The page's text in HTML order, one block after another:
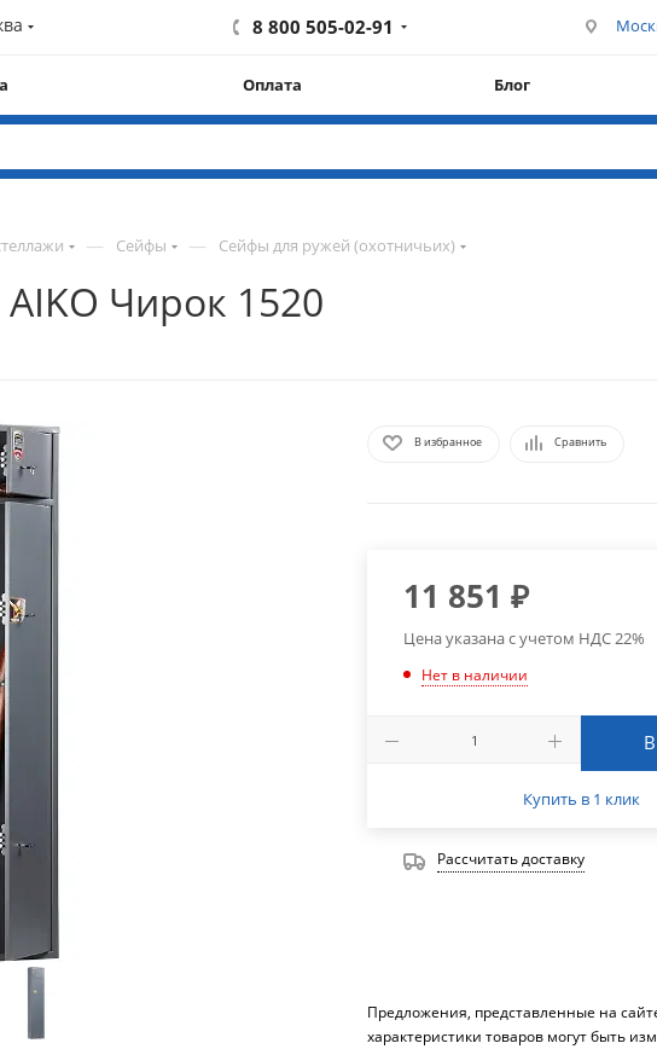
8 800 505-02-91
Оплата Блог
— Сейфы — Сейфы для ружей (охотничьих)
Чирок 1520
В избранное Сравнить
11 851 ₽
Цена указана с учетом НДС 22%
Нет в наличии
Купить в 1 клик
Рассчитать доставку
Предложения, представленные на
характеристики товаров могут быть